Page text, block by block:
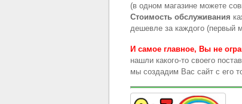
(в одном магазине можете
Стоимость обслуживания
дешевле за каждого (первый
И самое главное, Вы не
нашли какого-то своего
мы создадим Вас сайт с его